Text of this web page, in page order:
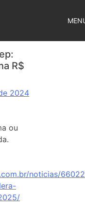
R$
2024
ou
noticias/